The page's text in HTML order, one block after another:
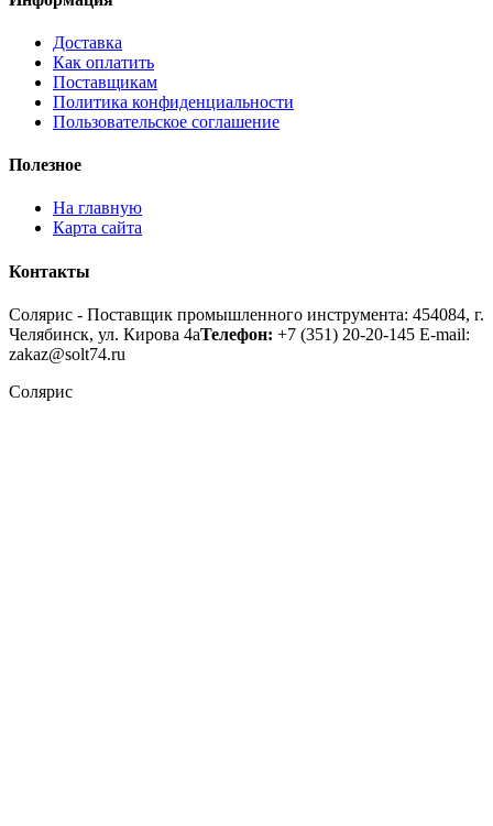
Доставка
Как оплатить
Поставщикам
Политика конфиденциальности
Пользовательское соглашение
Полезное
На главную
Карта сайта
Контакты
Солярис - Поставщик промышленного инструмента: 454084, г.
Челябинск, ул. Кирова 4аТелефон: +7 (351) 20-20-145 E-mail:
zakaz@solt74.ru
Солярис